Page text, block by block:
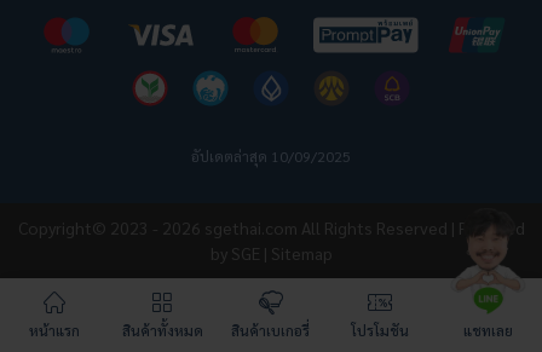
อัปเดตล่าสุด 10/09/2025
Copyright© 2023 - 2026 sgethai.com All Rights Reserved | Powered
by SGE | Sitemap
หน้าแรก สินค้าทั้งหมด สินค้าเบเกอรี่ โปรโมชัน แชทเลย